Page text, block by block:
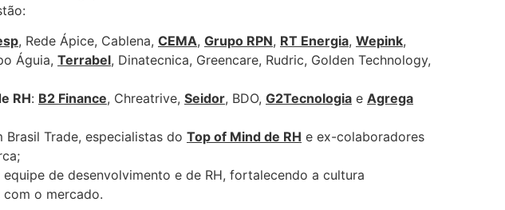
, Rede Ápice, Cablena, CEMA, Grupo RPN, RT Energia, Wepink,
Águia, Terrabel, Dinatecnica, Greencare, Rudric, Golden Technology,
RH: B2 Finance, Chreatrive, Seidor, BDO, G2Tecnologia e Agrega
Brasil Trade, especialistas do Top of Mind de RH e ex-colaboradores
de desenvolvimento e de RH, fortalecendo a cultura
o mercado.